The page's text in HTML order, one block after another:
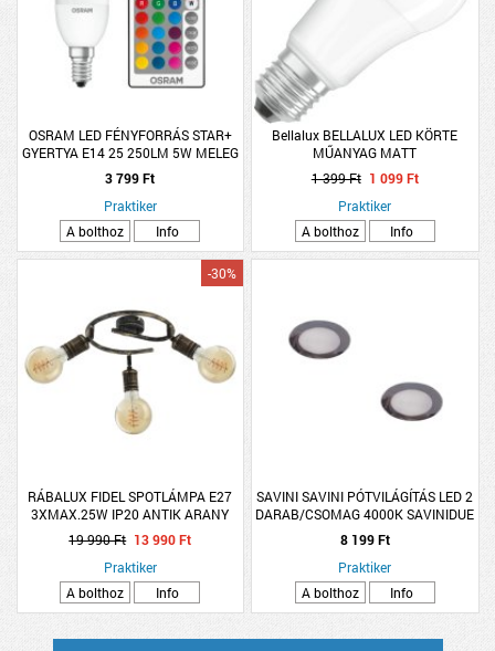
OSRAM LED FÉNYFORRÁS STAR+
GYERTYA E14 25 250LM 5W MELEG
MATT TÁVIRÁNYÍTÓS
3 799 Ft
Praktiker
A bolthoz
Info
Bellalux BELLALUX LED KÖRTE
MŰANYAG MATT
1 399 Ft 1 099 Ft
Praktiker
A bolthoz
Info
RÁBALUX FIDEL SPOTLÁMPA E27
3XMAX.25W IP20 ANTIK ARANY
-30%
19 990 Ft 13 990 Ft
Praktiker
A bolthoz
Info
SAVINI SAVINI PÓTVILÁGÍTÁS LED 2
DARAB/CSOMAG 4000K SAVINIDUE
BÚTOROKHOZ CSATLAKOZÓVAL
8 199 Ft
Praktiker
A bolthoz
Info